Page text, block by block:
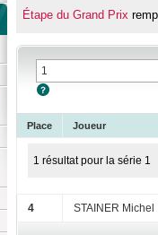
Étape du Grand Prix
Place Joueur
1 résultat pour la série 1
4 STAINER Michel